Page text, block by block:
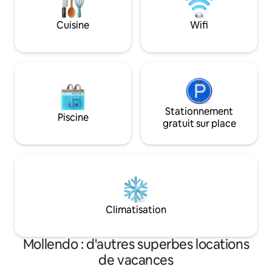
toutes les plages. La terrasse est
exposée à la brise marine. (les vitres ont
tendance à s'embuer très facilement)
Cuisine Wifi
Piscine
Stationnement
gratuit sur place
Climatisation
Mollendo : d'autres superbes locations
de vacances